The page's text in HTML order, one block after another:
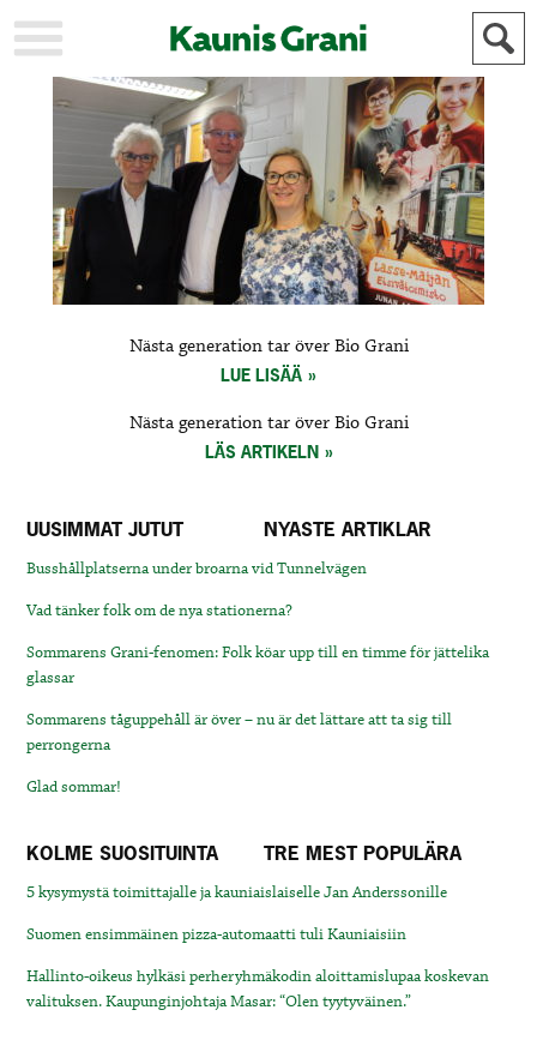
KAUPUNKI
STADEN
AJANKOHTAISTA
AKTUELLT
URHEILU
IDROTT
KULTTUURI
KULTUR
HISTORIA
HISTORIA
YLEINEN
ALLMÄN
MAINOSTAJILLE
FÖR
ANNONSÖRER
Nästa generation tar över Bio Grani
LUE LISÄÄ
Nästa generation tar över Bio Grani
LÄS ARTIKELN
UUSIMMAT JUTUT NYASTE ARTIKLAR
Busshållplatserna under broarna vid Tunnelvägen
Vad tänker folk om de nya stationerna?
Sommarens Grani-fenomen: Folk köar upp till en timme för jättelika
glassar
Sommarens tåguppehåll är över – nu är det lättare att ta sig till
perrongerna
Glad sommar!
KOLME SUOSITUINTA TRE MEST POPULÄRA
5 kysymystä toimittajalle ja kauniaislaiselle Jan Anderssonille
Suomen ensimmäinen pizza-automaatti tuli Kauniaisiin
Hallinto-oikeus hylkäsi perheryhmäkodin aloittamislupaa koskevan
valituksen. Kaupunginjohtaja Masar: “Olen tyytyväinen.”